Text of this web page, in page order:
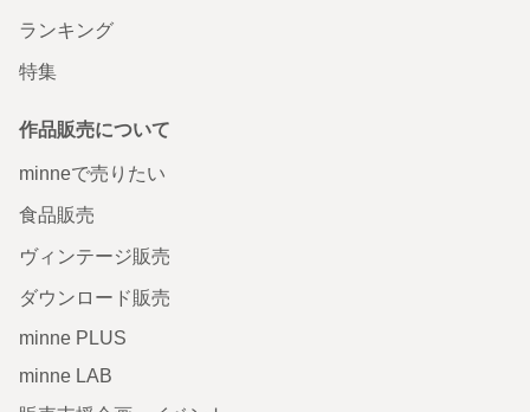
ランキング
特集
作品販売について
minneで売りたい
食品販売
ヴィンテージ販売
ダウンロード販売
minne PLUS
minne LAB